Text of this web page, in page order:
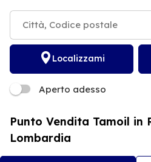
Localizzami
Aperto adesso
Punto Vendita Tamoil in
Lombardia